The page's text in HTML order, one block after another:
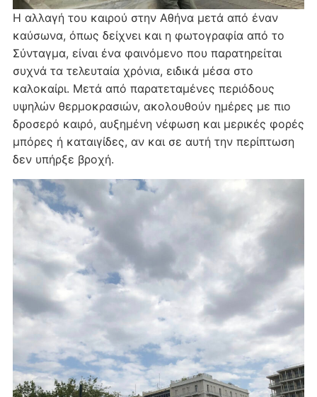
Η αλλαγή του καιρού στην Αθήνα μετά από έναν
καύσωνα, όπως δείχνει και η φωτογραφία από το
Σύνταγμα, είναι ένα φαινόμενο που παρατηρείται
συχνά τα τελευταία χρόνια, ειδικά μέσα στο
καλοκαίρι. Μετά από παρατεταμένες περιόδους
υψηλών θερμοκρασιών, ακολουθούν ημέρες με πιο
δροσερό καιρό, αυξημένη νέφωση και μερικές φορές
μπόρες ή καταιγίδες, αν και σε αυτή την περίπτωση
δεν υπήρξε βροχή.